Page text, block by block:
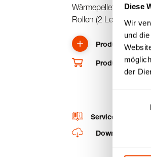
Diese
Wir
und
der
Wärmepellets 1/1),
Rollen (2 Lenk- & 2
Produkt
Produkt und
Service-Videos
Downloads